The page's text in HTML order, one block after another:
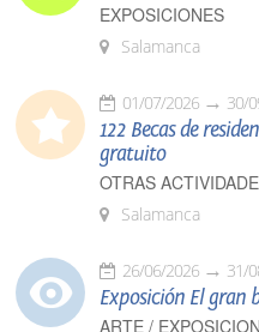
EXPOSICIONES
Salamanca
01/07/2026 30/
122 Becas de
gratuito
OTRAS
Salamanca
26/06/2026 31/
Exposición El gran
ARTE /